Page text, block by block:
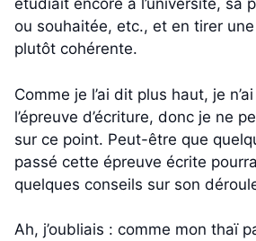
étudiait encore à l’université, sa
ou souhaitée, etc., et en tirer
plutôt cohérente.
Comme je l’ai dit plus haut, je
l’épreuve d’écriture, donc je ne
sur ce point. Peut-être que
passé cette épreuve écrite
quelques conseils sur son
Ah, j’oubliais : comme mon thaï